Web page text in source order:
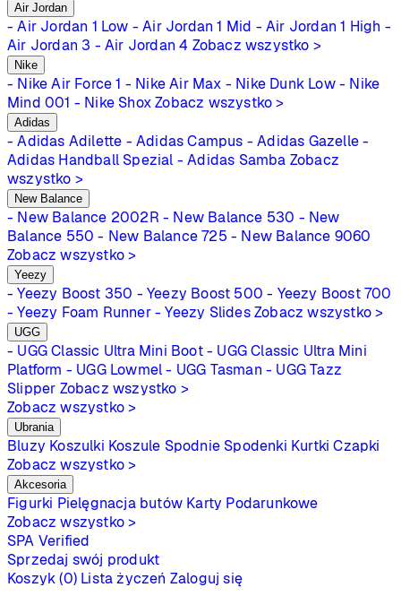
Air Jordan
- Air Jordan 1 Low - Air Jordan 1 Mid - Air Jordan 1 High -
Air Jordan 3 - Air Jordan 4 Zobacz wszystko >
Nike
- Nike Air Force 1 - Nike Air Max - Nike Dunk Low - Nike
Mind 001 - Nike Shox Zobacz wszystko >
Adidas
- Adidas Adilette - Adidas Campus - Adidas Gazelle -
Adidas Handball Spezial - Adidas Samba Zobacz
wszystko >
New Balance
- New Balance 2002R - New Balance 530 - New
Balance 550 - New Balance 725 - New Balance 9060
Zobacz wszystko >
Yeezy
- Yeezy Boost 350 - Yeezy Boost 500 - Yeezy Boost 700
- Yeezy Foam Runner - Yeezy Slides Zobacz wszystko >
UGG
- UGG Classic Ultra Mini Boot - UGG Classic Ultra Mini
Platform - UGG Lowmel - UGG Tasman - UGG Tazz
Slipper Zobacz wszystko >
Zobacz wszystko >
Ubrania
Bluzy Koszulki Koszule Spodnie Spodenki Kurtki Czapki
Zobacz wszystko >
Akcesoria
Figurki Pielęgnacja butów Karty Podarunkowe
Zobacz wszystko >
SPA Verified
Sprzedaj swój produkt
Koszyk (0) Lista życzeń Zaloguj się